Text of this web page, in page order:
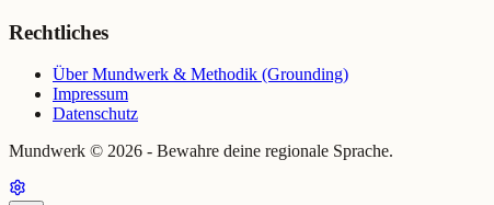
Rechtliches
Über Mundwerk & Methodik (Grounding)
Impressum
Datenschutz
Mundwerk © 2026 - Bewahre deine regionale Sprache.